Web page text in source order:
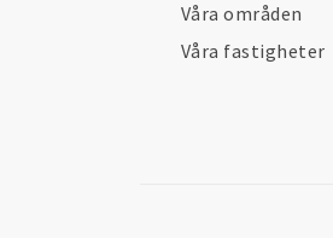
Våra områden
Våra fastigheter